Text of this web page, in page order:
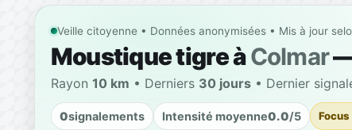
Veille citoyenne • Données anonymisées • Mis à jour
Moustique tigre àColmar—
Rayon 10 km • Derniers 30 jours• Dernier
0signalements Intensité moyenne0.0/5